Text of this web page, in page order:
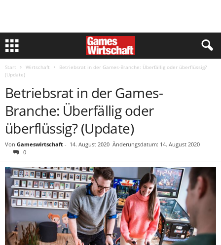
Start Wirtschaft
Betriebsrat in der Games-Branche: Überfällig oder überflüssig?
(Update)
Betriebsrat in der Games-
Branche: Überfällig oder
überflüssig? (Update)
Von Gameswirtschaft - 14. August 2020 Änderungsdatum: 14. August 2020
0